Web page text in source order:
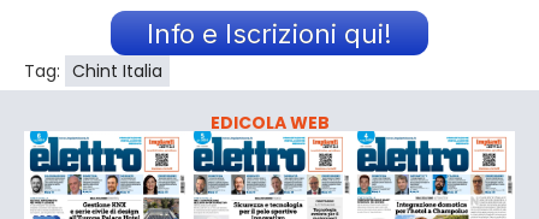
Info e Iscrizioni qui!
Tag: Chint Italia
EDICOLA WEB